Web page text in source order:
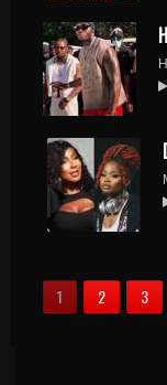
1 2 3